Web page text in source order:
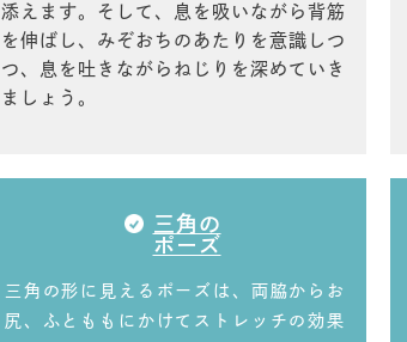
添えます。そして、息を吸いながら背筋
を伸ばし、みぞおちのあたりを意識しつ
つ、息を吐きながらねじりを深めていき
ましょう。
三角の
ポーズ
三角の形に見えるポーズは、両脇からお
尻、ふとももにかけてストレッチの効果